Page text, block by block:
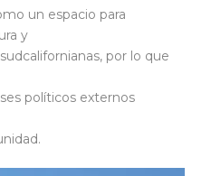
un espacio para
y
por lo que
políticos externos